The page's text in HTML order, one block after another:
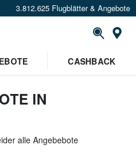
3.812.625 Flugblätter & Angebote
CASHBACK
IN
alle Angebebote